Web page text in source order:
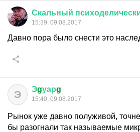
Скальный
15:39, 09.08.2017
Давно пора было снести это
Э Эgуарg
15:40, 09.08.2017
Рынок уже давно полуживой,
бы разогнали так называемые